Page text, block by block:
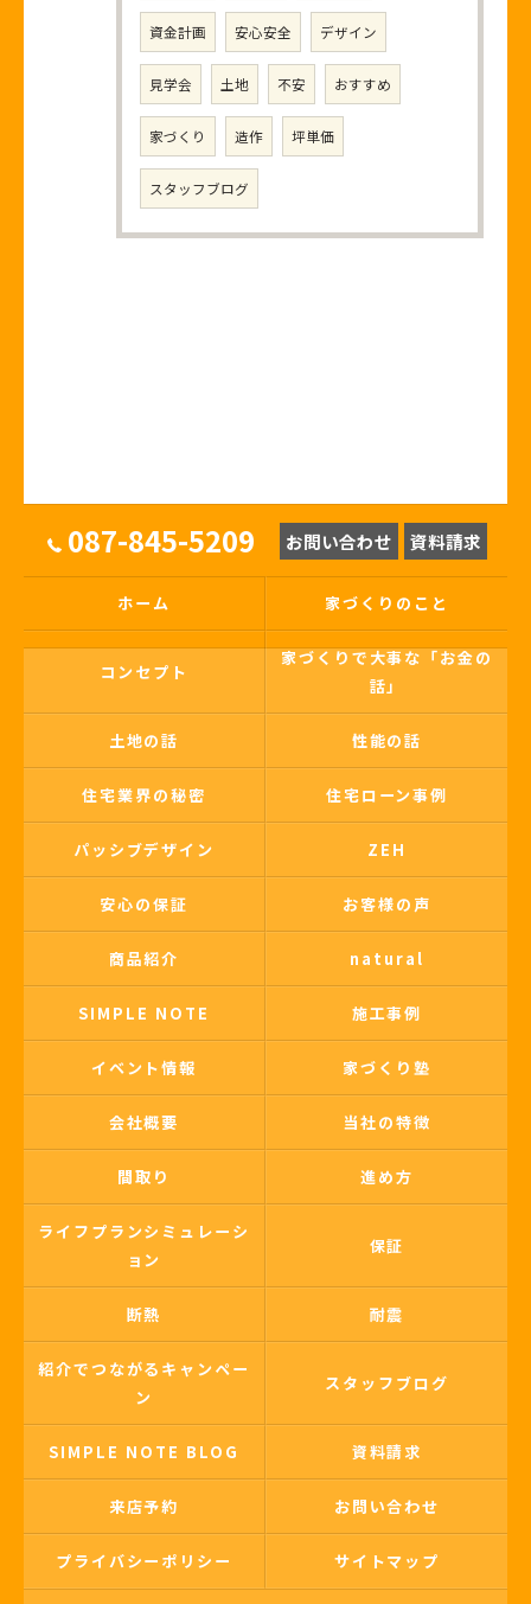
資金計画 安心安全 デザイン
見学会 土地 不安 おすすめ
家づくり 造作 坪単価
スタッフブログ
087-845-5209 お問い合わせ 資料請求
ホーム 家づくりのこと
コンセプト
家づくりで大事な「お金の
話」
土地の話 性能の話
住宅業界の秘密 住宅ローン事例
パッシブデザイン ZEH
安心の保証 お客様の声
商品紹介 natural
SIMPLE NOTE 施工事例
イベント情報 家づくり塾
会社概要 当社の特徴
間取り 進め方
ライフプランシミュレーシ
ョン
保証
断熱 耐震
紹介でつながるキャンペー
ン
スタッフブログ
SIMPLE NOTE BLOG 資料請求
来店予約 お問い合わせ
プライバシーポリシー サイトマップ